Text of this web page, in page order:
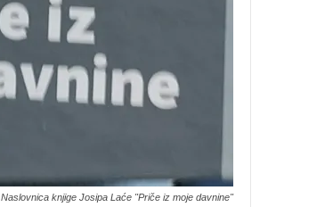
Naslovnica knjige Josipa Laće "Priče iz moje davnine"